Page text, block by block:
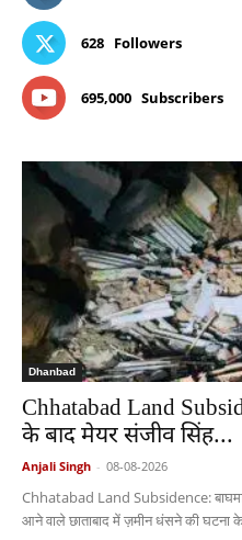
628 Followers
695,000 Subscribers
Dhanbad
Chhatabad Land
के बाद मेयर संजीव सिंह...
Anjali Singh - 08-08-2026
Chhatabad Land Subsidence:
आने वाले छाताबाद में ज़मीन धंसने की घटना के